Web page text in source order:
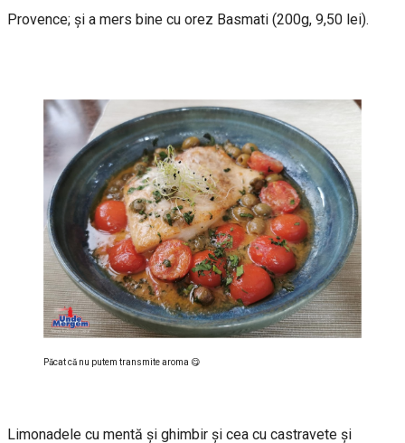
Provence; și a mers bine cu orez Basmati (200g, 9,50 lei).
Păcat că nu putem transmite aroma 😋
Limonadele cu mentă și ghimbir și cea cu castravete și